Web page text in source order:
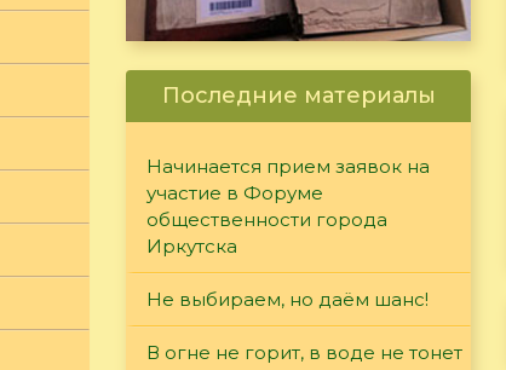
Последние материалы
Начинается прием заявок на
участие в Форуме
общественности города
Иркутска
Не выбираем, но даём шанс!
В огне не горит, в воде не тонет